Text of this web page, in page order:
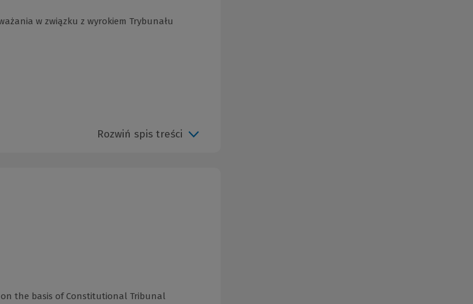
w związku z wyrokiem Trybunału
Rozwiń spis treści
the basis of Constitutional Tribunal